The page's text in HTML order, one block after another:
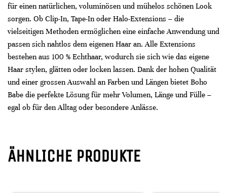
für einen natürlichen, voluminösen und mühelos schönen Look
sorgen. Ob Clip-In, Tape-In oder Halo-Extensions – die
vielseitigen Methoden ermöglichen eine einfache Anwendung und
passen sich nahtlos dem eigenen Haar an. Alle Extensions
bestehen aus 100 % Echthaar, wodurch sie sich wie das eigene
Haar stylen, glätten oder locken lassen. Dank der hohen Qualität
und einer grossen Auswahl an Farben und Längen bietet Boho
Babe die perfekte Lösung für mehr Volumen, Länge und Fülle –
egal ob für den Alltag oder besondere Anlässe.
ÄHNLICHE PRODUKTE